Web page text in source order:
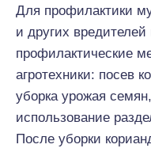
Для профилактики
и других
профилактические
агротехники: посев
уборка урожая
использование
После уборки